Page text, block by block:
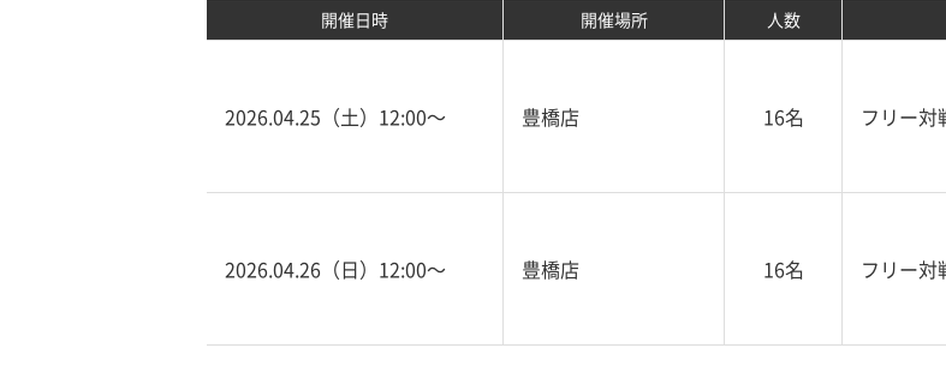
開催日時 開催場所 人数
2026.04.25（土）12:00〜 豊橋店 16名 フリー対
2026.04.26（日）12:00〜 豊橋店 16名 フリー対